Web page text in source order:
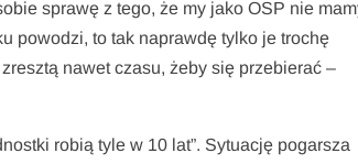
sprawę z tego, że my jako OSP nie
powodzi, to tak naprawdę tylko je trochę
nawet czasu, żeby się przebierać –
robią tyle w 10 lat”. Sytuację pogarsza